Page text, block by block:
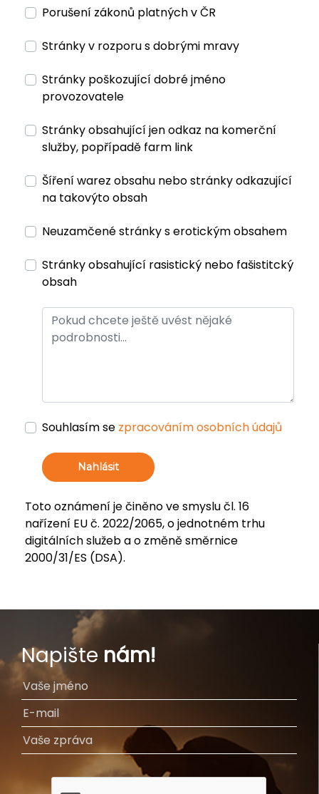
Porušení zákonů platných v ČR
Stránky v rozporu s dobrými mravy
Stránky poškozující dobré jméno
provozovatele
Stránky obsahující jen odkaz na komerční
služby, popřípadě farm link
Šíření warez obsahu nebo stránky odkazující
na takovýto obsah
Neuzamčené stránky s erotickým obsahem
Stránky obsahující rasistický nebo fašistitcký
obsah
Souhlasím se zpracováním osobních údajů
Nahlásit
Toto oznámení je činěno ve smyslu čl. 16
nařízení EU č. 2022/2065, o jednotném trhu
digitálních služeb a o změně směrnice
2000/31/ES (DSA).
Napište nám!